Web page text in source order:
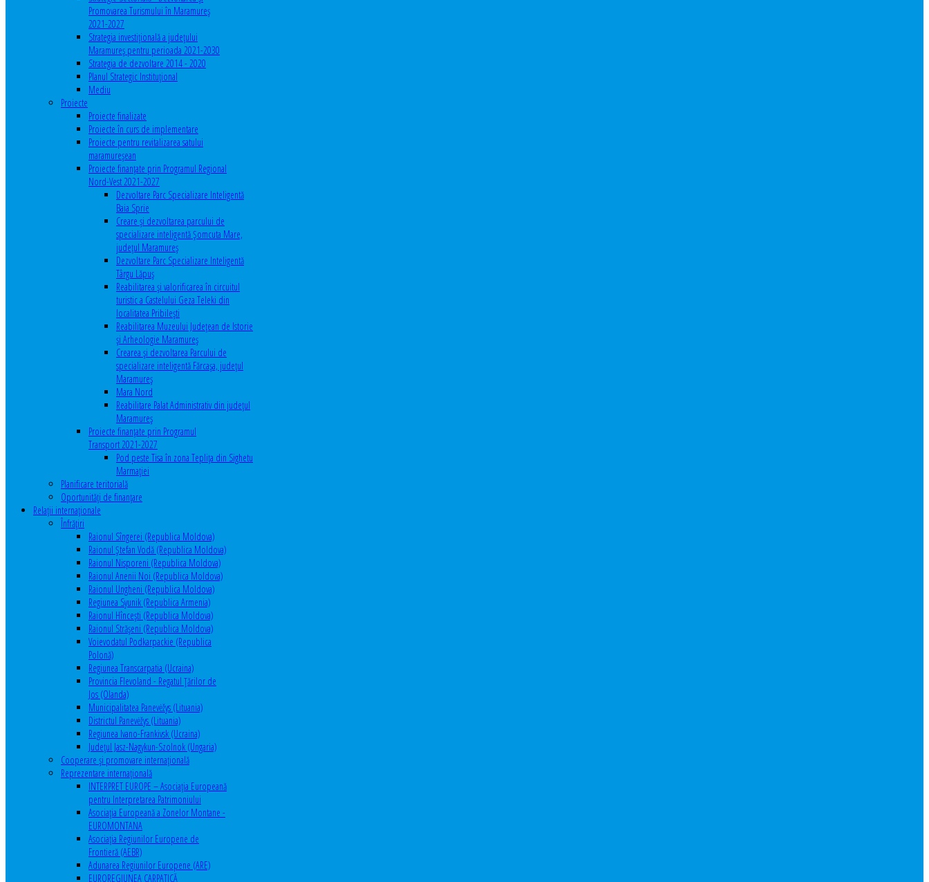
Promovarea Turismului în Maramureș
2021-2027
Strategia investiţională a județului
Maramureș pentru perioada 2021-2030
Strategia de dezvoltare 2014 - 2020
Planul Strategic Instituţional
Mediu
Proiecte
Proiecte finalizate
Proiecte în curs de implementare
Proiecte pentru revitalizarea satului
maramureşean
Proiecte finanțate prin Programul Regional
Nord-Vest 2021-2027
Dezvoltare Parc Specializare Inteligentă
Baia Sprie
Creare și dezvoltarea parcului de
specializare inteligentă Șomcuta Mare,
județul Maramureș
Dezvoltare Parc Specializare Inteligentă
Târgu Lăpuș
Reabilitarea și valorificarea în circuitul
turistic a Castelului Geza Teleki din
localitatea Pribilești
Reabilitarea Muzeului Județean de Istorie
și Arheologie Maramureș
Crearea și dezvoltarea Parcului de
specializare inteligentă Fărcașa, județul
Maramureș
Mara Nord
Reabilitare Palat Administrativ din județul
Maramureș
Proiecte finanțate prin Programul
Transport 2021-2027
Pod peste Tisa în zona Teplița din Sighetu
Marmației
Planificare teritorială
Oportunităţi de finanţare
Relaţii internaţionale
Înfrăţiri
Raionul Sîngerei (Republica Moldova)
Raionul Ștefan Vodă (Republica Moldova)
Raionul Nisporeni (Republica Moldova)
Raionul Anenii Noi (Republica Moldova)
Raionul Ungheni (Republica Moldova)
Regiunea Syunik (Republica Armenia)
Raionul Hîncești (Republica Moldova)
Raionul Străşeni (Republica Moldova)
Voievodatul Podkarpackie (Republica
Polonă)
Regiunea Transcarpatia (Ucraina)
Provincia Flevoland - Regatul Ţărilor de
Jos (Olanda)
Municipalitatea Panevėžys (Lituania)
Districtul Panevėžys (Lituania)
Regiunea Ivano-Frankivsk (Ucraina)
Judeţul Jasz-Nagykun-Szolnok (Ungaria)
Cooperare şi promovare internaţională
Reprezentare internaţională
INTERPRET EUROPE – Asociația Europeană
pentru Interpretarea Patrimoniului
Asociația Europeană a Zonelor Montane -
EUROMONTANA
Asociația Regiunilor Europene de
Frontieră (AEBR)
Adunarea Regiunilor Europene (ARE)
EUROREGIUNEA CARPATICĂ